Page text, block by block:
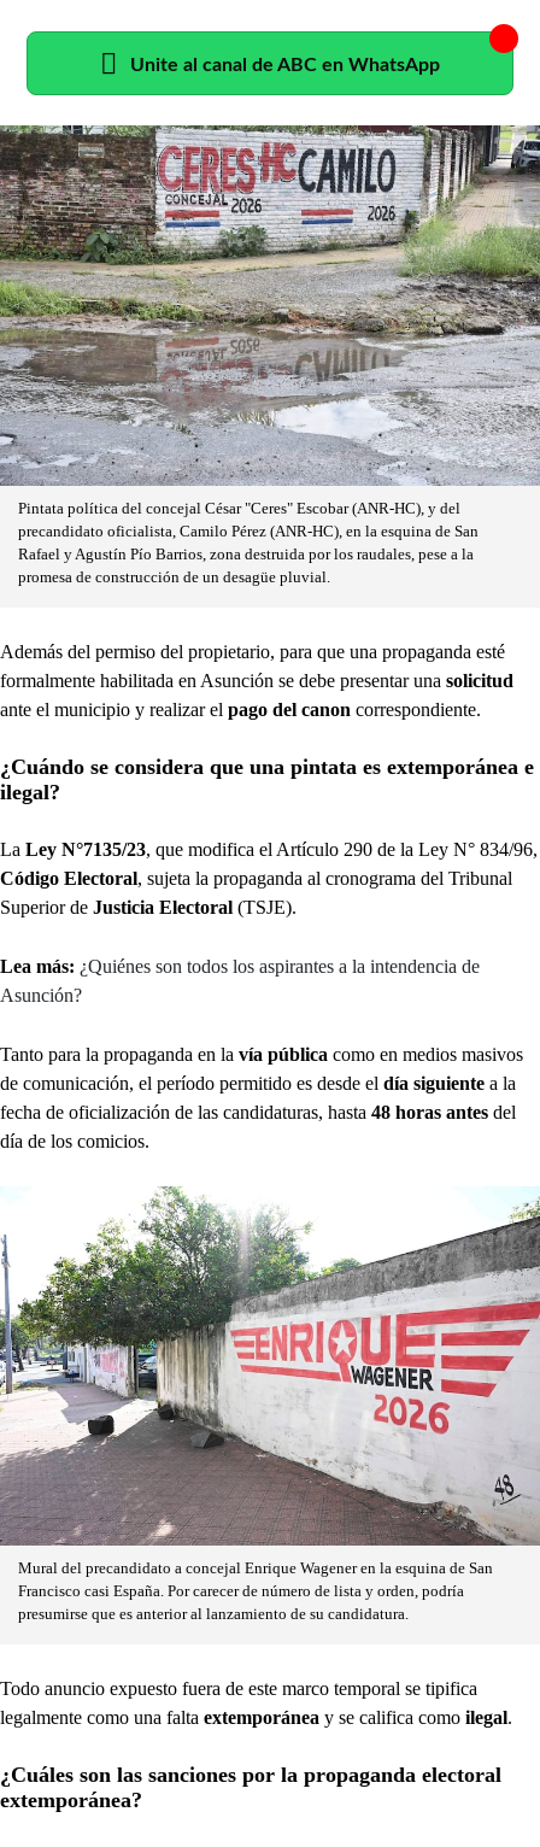
Unite al canal de ABC en WhatsApp
Pintata política del concejal César "Ceres" Escobar (ANR-HC), y del
precandidato oficialista, Camilo Pérez (ANR-HC), en la esquina de San
Rafael y Agustín Pío Barrios, zona destruida por los raudales, pese a la
promesa de construcción de un desagüe pluvial.
Además del permiso del propietario, para que una propaganda esté
formalmente habilitada en Asunción se debe presentar una solicitud
ante el municipio y realizar el pago del canon correspondiente.
¿Cuándo se considera que una pintata es extemporánea e
ilegal?
La Ley N°7135/23, que modifica el Artículo 290 de la Ley N° 834/96,
Código Electoral, sujeta la propaganda al cronograma del Tribunal
Superior de Justicia Electoral (TSJE).
Lea más: ¿Quiénes son todos los aspirantes a la intendencia de
Asunción?
Tanto para la propaganda en la vía pública como en medios masivos
de comunicación, el período permitido es desde el día siguiente a la
fecha de oficialización de las candidaturas, hasta 48 horas antes del
día de los comicios.
Mural del precandidato a concejal Enrique Wagener en la esquina de San
Francisco casi España. Por carecer de número de lista y orden, podría
presumirse que es anterior al lanzamiento de su candidatura.
Todo anuncio expuesto fuera de este marco temporal se tipifica
legalmente como una falta extemporánea y se califica como ilegal.
¿Cuáles son las sanciones por la propaganda electoral
extemporánea?